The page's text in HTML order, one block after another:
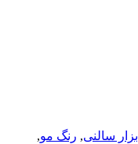
ابزار سالنی, رنگ مو,